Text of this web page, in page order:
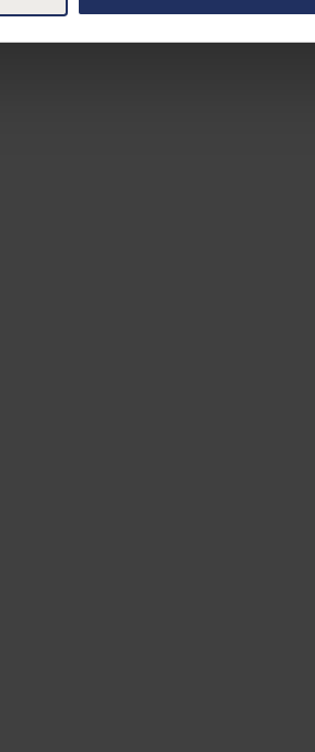
det är viktigt för oss att du känner
genom att klicka på den lilla ikonen
ändamål. Du kan också välja att välja
in och behandlar personuppgifter
eller legitima intresse för
användar-, insikt- och